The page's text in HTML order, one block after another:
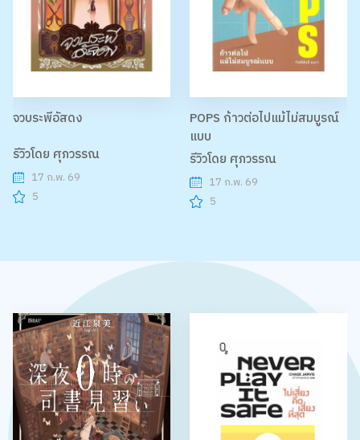
จวบระพีอัสดง
รีวิวโดย ศุภวรรณ
17 ก.พ. 69
5
POPS ก้าวต่อไปแม้ไม่สมบูรณ์
แบบ
รีวิวโดย ศุภวรรณ
17 ก.พ. 69
5